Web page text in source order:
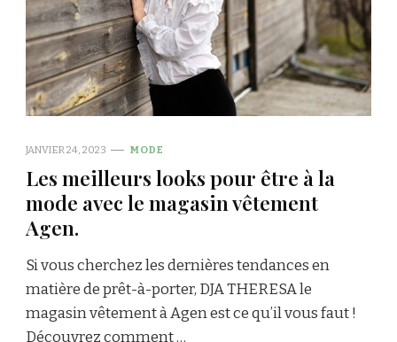
JANVIER 24, 2023 MODE
Les meilleurs looks pour être à la
mode avec le magasin vêtement
Agen.
Si vous cherchez les dernières tendances en
matière de prêt-à-porter, DJA THERESA le
magasin vêtement à Agen est ce qu’il vous faut !
Découvrez comment …